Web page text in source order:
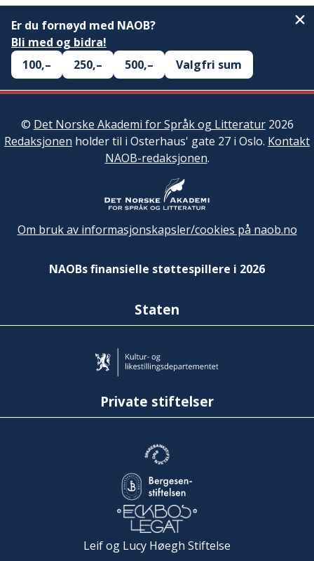
Er du fornøyd med NAOB?
Bli med og bidra!
100,–
250,– 500,– Valgfri sum
© Det Norske Akademi for Språk og Litteratur2026
Redaksjonen holder til i Osterhaus' gate 27 i Oslo. Kontakt
NAOB-redaksjonen.
Om bruk av informasjonskapsler/cookies på naob.no
NAOBs finansielle støttespillere i 2026
Staten
Private stiftelser
Leif og Lucy Høegh Stiftelse